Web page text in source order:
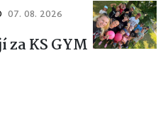
07. 08. 2026
za KS GYM